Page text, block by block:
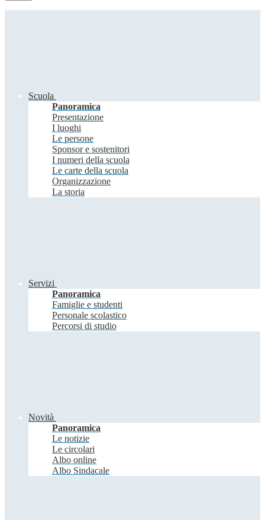
Scuola
Panoramica
Presentazione
I luoghi
Le persone
Sponsor e sostenitori
I numeri della scuola
Le carte della scuola
Organizzazione
La storia
Servizi
Panoramica
Famiglie e studenti
Personale scolastico
Percorsi di studio
Novità
Panoramica
Le notizie
Le circolari
Albo online
Albo Sindacale